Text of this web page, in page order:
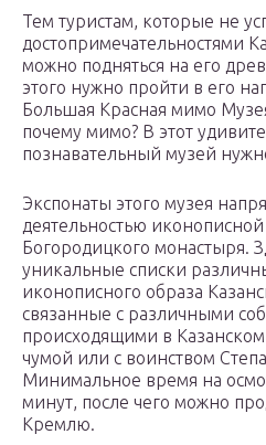
Тем туристам, которые не
достопримечательностями
можно подняться на его
этого нужно пройти в его
Большая Красная мимо
почему мимо? В этот
познавательный музей
Экспонаты этого музея
деятельностью
Богородицкого монастыря.
уникальные списки
иконописного образа
связанные с различными
происходящими в
чумой или с воинством
Минимальное время на
минут, после чего можно
Кремлю.